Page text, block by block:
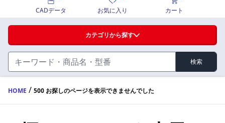
ハンドル・取手・つまみ・周辺機器
FA・A
蝶番・ステー・周辺機器
価格一覧
製品カタログ
カテゴリから探す
検索
CADデータ
お気に入り
カート
HOME / 500 お探しのページを表示できませんでした